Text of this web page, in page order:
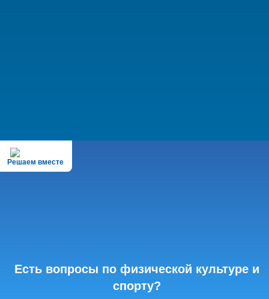
Решаем вместе
Есть вопросы по физической культуре и
спорту?